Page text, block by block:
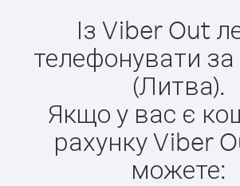
Із Viber Out
телефонувати
(Литва).
Якщо у вас є
рахунку Viber
можете: